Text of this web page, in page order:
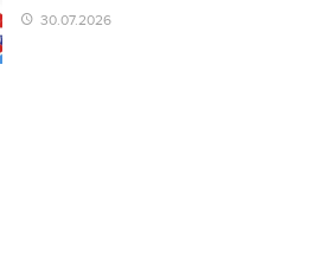
30.07.2026